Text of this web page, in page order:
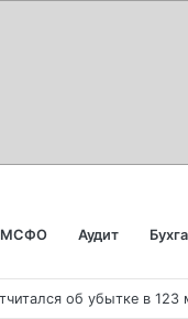
МСФО Аудит